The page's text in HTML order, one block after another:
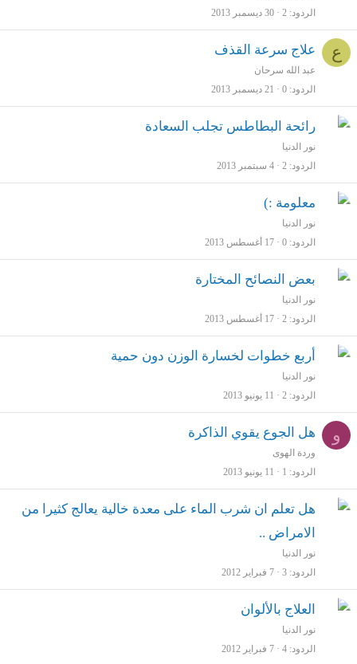
الردود 2 30 ديسمبر 2013
ع علاج سرعة القذف
عبد الله سرحان
الردود 0 21 ديسمبر 2013
رائحة البطاطس تجلب السعادة
نور الدنيا
الردود 2 4 سبتمبر 2013
معلومة :)
نور الدنيا
الردود 0 17 أغسطس 2013
بعض النصائح المختارة
نور الدنيا
الردود 2 17 أغسطس 2013
أربع خطوات لخسارة الوزن دون حمية
نور الدنيا
الردود 2 11 يونيو 2013
و هل الجوع يقوي الذاكرة
وردة الهوى
الردود 1 11 يونيو 2013
هل تعلم ان شرب الماء على معدة خالية يعالج كثيرا من
الامراض ..
نور الدنيا
الردود 3 7 فبراير 2012
العلاج بالألوان
نور الدنيا
الردود 4 7 فبراير 2012